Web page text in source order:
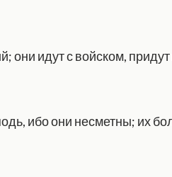
они идут с войском, придут
ибо они несметны; их